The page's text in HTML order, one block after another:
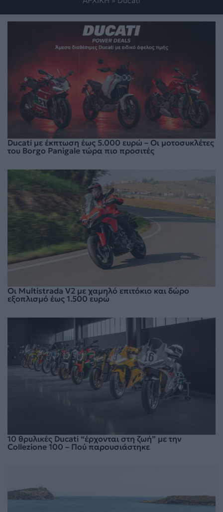
Ducati με έκπτωση έως 5.000 ευρώ – Οι μοτοσυκλέτες
του Borgo Panigale τώρα πιο προσιτές
Oι Multistrada V2 με χαμηλό επιτόκιο και δώρο
εξοπλισμό έως 1.500 ευρώ
10 θρυλικές Ducati “έρχονται στη ζωή” με την
Collezione 100 – Πού παρουσιάστηκε